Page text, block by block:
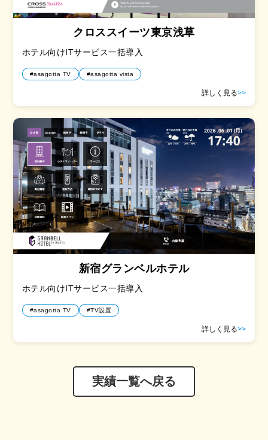
クロススイーツ東京浅草
ホテル向けITサービス一括導入
#asagotta TV #asagotta vista
詳しく見る>>
新宿グランベルホテル
ホテル向けITサービス一括導入
#asagotta TV #TV設置
詳しく見る>>
実績一覧へ戻る